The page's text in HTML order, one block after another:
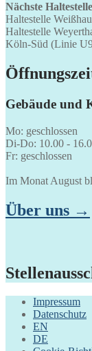
Nächste
Haltestelle
Haltestelle
Köln-Süd (Linie
Gebäude und
Mo: geschlossen
Di-Do: 10.00 -
Fr: geschlossen
Im Monat August
Über uns →
Impressum
Datenschutz
EN
DE